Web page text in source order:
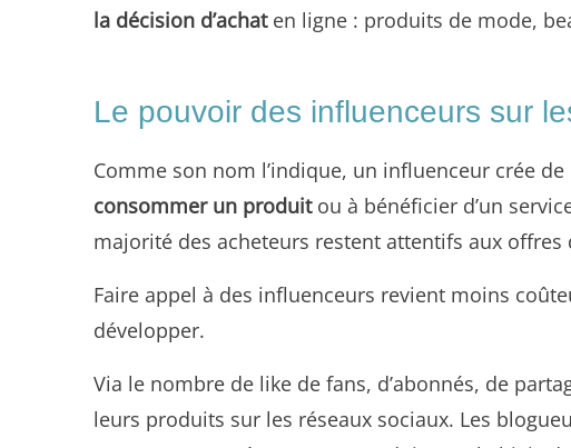
la décision d’achaten ligne : produits de mode,
Le pouvoir des influenceurs sur
Comme son nom l’indique, un influenceur crée
consommer un produitou à bénéficier d’un
majorité des acheteurs restent attentifs aux
Faire appel à des influenceurs revient moins
développer.
Via le nombre de like de fans, d’abonnés, de
leurs produits sur les réseaux sociaux. Les